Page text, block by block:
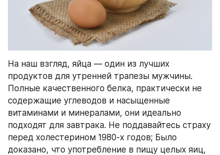
На наш взгляд, яйца — один из лучших
продуктов для утренней трапезы мужчины.
Полные качественного белка, практически не
содержащие углеводов и насыщенные
витаминами и минералами, они идеально
подходят для завтрака. Не поддавайтесь страху
перед холестерином 1980-х годов; Было
доказано, что употребление в пищу целых яиц,